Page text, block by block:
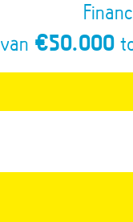
van €50.000